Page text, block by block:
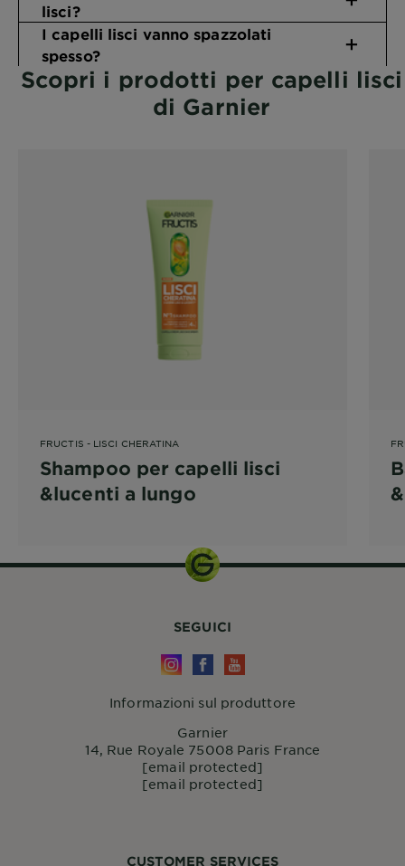
lisci?
I capelli lisci vanno spazzolati
spesso?
Scopri i prodotti per capelli lisci
di Garnier
FRUCTIS - LISCI CHERATINA
Shampoo per capelli lisci
&lucenti a lungo
CUSTOMER SERVICES
SEGUICI
Informazioni sul produttore
Garnier
14, Rue Royale 75008 Paris France
[email protected]
[email protected]